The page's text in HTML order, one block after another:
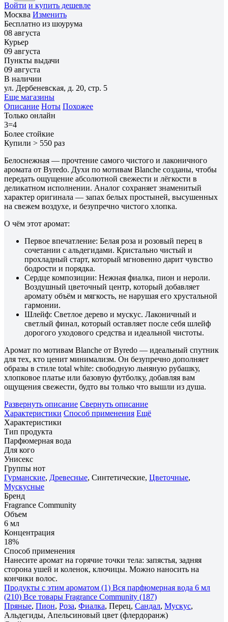
Войти и купить дешевле
Москва Изменить
Бесплатно из шоурума
08 августа
Курьер
09 августа
Пункты выдачи
09 августа
В наличии
ул. Дербеневская, д. 20, стр. 5
Еще магазины
Описание Ноты Похожее
Только онлайн
3=4
Более стойкие
Купили > 550 раз
Белоснежная — прочтение самого чистого и лаконичного
аромата от Byredo. Духи по мотивам Blanche созданы, чтобы
передать ощущение абсолютной свежести и лёгкости в
деликатном исполнении. Аналог сохраняет знаменитый
характер оригинала — запах белых простыней, высушенных
на свежем воздухе, и безупречно чистого хлопка.
О чём этот аромат:
Первое впечатление: Белая роза и розовый перец в
сочетании с альдегидами. Кристально чистый и
прохладный старт, который мгновенно дарит чувство
бодрости и порядка.
Сердце композиции: Нежная фиалка, пион и нероли.
Воздушный цветочный центр, который добавляет
аромату объём и мягкость, не нарушая его хрустальной
гармонии.
Шлейф: Светлое дерево и мускус. Лаконичный и
светлый финал, который оставляет после себя шлейф
дорогого уходового средства и идеальной чистоты.
Аромат по мотивам Blanche от Byredo — идеальный спутник
для тех, кто ценит минимализм. Он безупречно дополняет
образы в стиле total white: свободную льняную рубашку,
хлопковое платье или базовую футболку, добавляя вам
ощущения свежести, будто вы только что вышли из душа.
Развернуть описание Свернуть описание
Характеристики Способ применения Ещё
Характеристики
Тип продукта
Парфюмерная вода
Для кого
Унисекс
Группы нот
Гурманские, Древесные, Синтетические, Цветочные,
Мускусные
Бренд
Fragrance Community
Объем
6 мл
Концентрация
18%
Способ применения
Нанесите аромат на горячие точки тела: запястья, задняя
сторона ушей и коленок, ключицы. Можно наносить на
кончики волос.
Продукты с этим ароматом (1) Вся парфюмерная вода 6 мл
(210) Все товары Fragrance Community (187)
Пряные, Пион, Роза, Фиалка, Перец, Сандал, Мускус,
Альдегиды, Апельсиновый цвет (флердоранж)